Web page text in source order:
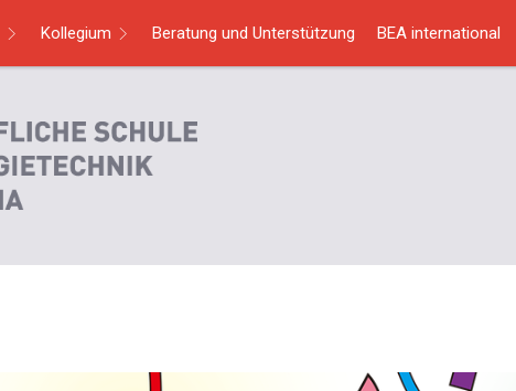
Kollegium Beratung und Unterstützung BEA international